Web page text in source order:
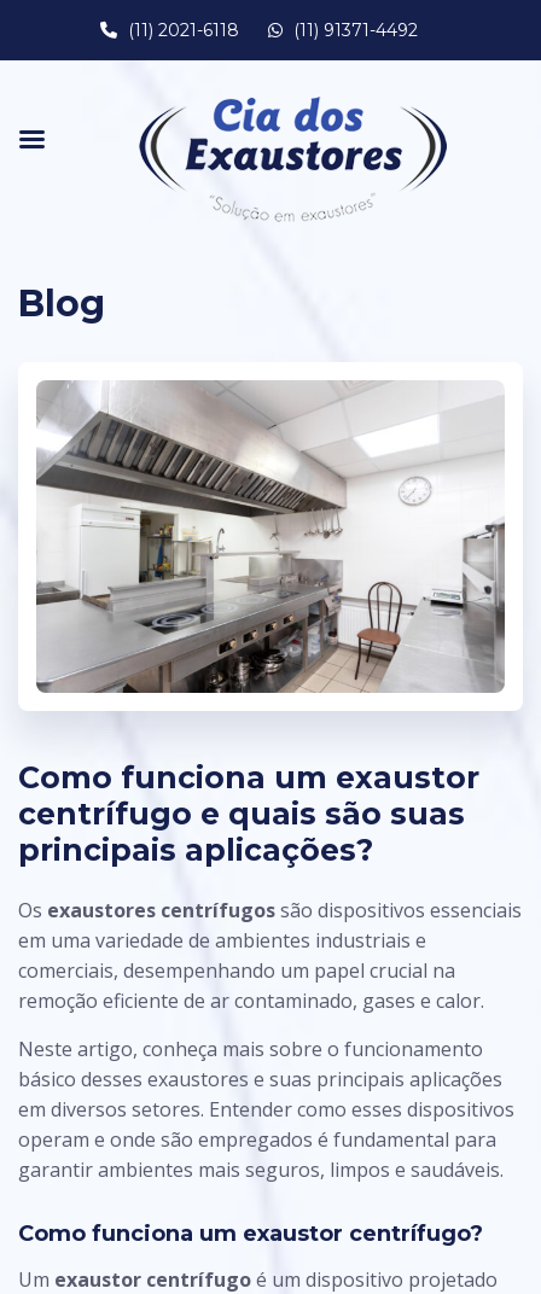
(11) 2021-6118 (11) 91371-4492
Blog
Como funciona um exaustor
centrífugo e quais são suas
principais aplicações?
Os exaustores centrífugossão dispositivos essenciais
em uma variedade de ambientes industriais e
comerciais, desempenhando um papel crucial na
remoção eficiente de ar contaminado, gases e calor.
Neste artigo, conheça mais sobre o funcionamento
básico desses exaustores e suas principais aplicações
em diversos setores. Entender como esses dispositivos
operam e onde são empregados é fundamental para
garantir ambientes mais seguros, limpos e saudáveis.
Como funciona um exaustor centrífugo?
Um exaustor centrífugoé um dispositivo projetado